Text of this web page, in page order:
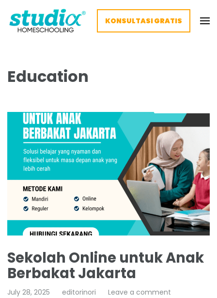
KONSULTASI GRATIS
Education
Sekolah Online untuk Anak
Berbakat Jakarta
July 28, 2025 editorinori Leave a comment